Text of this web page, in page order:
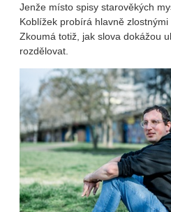
Jenže místo spisy starověkých
Koblížek probírá hlavně
Zkoumá totiž, jak slova dokážou
rozdělovat.